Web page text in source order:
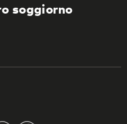
soggiorno